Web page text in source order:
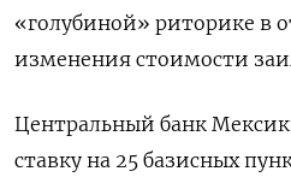
«голубиной» риторике в
изменения стоимости
Центральный банк
ставку на 25 базисных